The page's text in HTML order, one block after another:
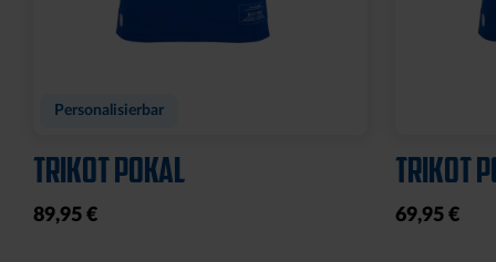
Personalisierbar
TRIKOT POKAL
89,95 €
TRIKOT
69,95 €